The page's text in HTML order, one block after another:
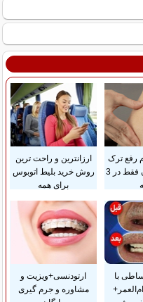
رفع ترک
پوستی زایمان فقط در 3
ارزانترین و راحت ترین
روش خرید بلیط اتوبوس
برای همه
با
ارتودنسی+ویزیت و
مشاوره و جرم گیری